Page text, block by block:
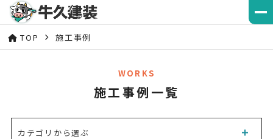
TOP 施工事例
WORKS
施工事例一覧
カテゴリから選ぶ